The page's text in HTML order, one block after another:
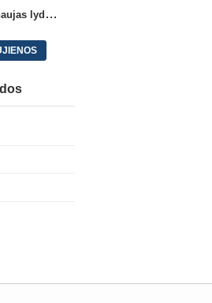
Turo apžvalga: dar vienas naujas lyderis